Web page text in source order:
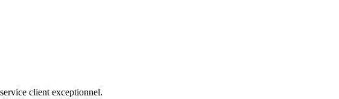
client exceptionnel.